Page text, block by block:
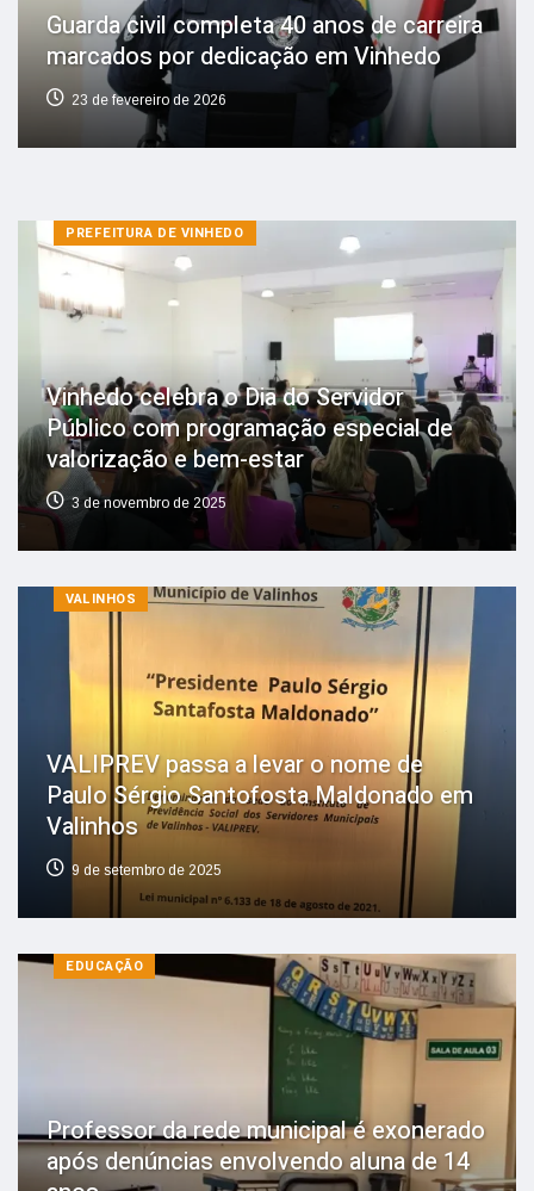
Guarda civil completa 40 anos de carreira
marcados por dedicação em Vinhedo
23 de fevereiro de 2026
PREFEITURA DE VINHEDO
Vinhedo celebra o Dia do Servidor
Público com programação especial de
valorização e bem-estar
3 de novembro de 2025
VALINHOS
VALIPREV passa a levar o nome de
Paulo Sérgio Santofosta Maldonado em
Valinhos
9 de setembro de 2025
EDUCAÇÃO
Professor da rede municipal é exonerado
após denúncias envolvendo aluna de 14